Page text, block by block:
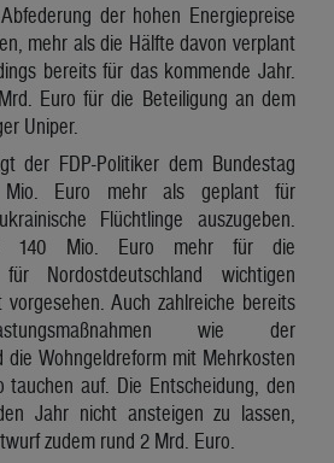
der hohen Energiepreise
mehr als die Hälfte davon verplant
bereits für das kommende Jahr.
Euro für die Beteiligung an dem
Uniper.
der FDP-Politiker dem Bundestag
Euro mehr als geplant für
Flüchtlinge auszugeben.
140 Mio. Euro mehr für die
Nordostdeutschland wichtigen
vorgesehen. Auch zahlreiche bereits
wie der
die Wohngeldreform mit Mehrkosten
auf. Die Entscheidung, den
Jahr nicht ansteigen zu lassen,
zudem rund 2 Mrd. Euro.